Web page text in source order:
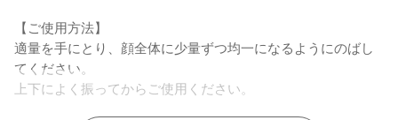
【ご使用方法】
適量を手にとり、顔全体に少量ずつ均一になるようにのばし
てください。
上下によく振ってからご使用ください。